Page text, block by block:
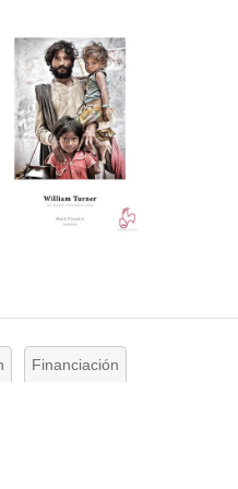
Financiación